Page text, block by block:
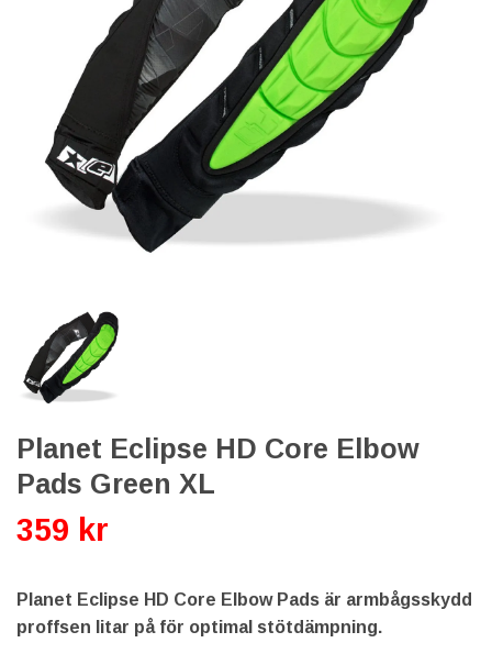
Planet Eclipse HD Core Elbow
Pads Green XL
359 kr
Planet Eclipse HD Core Elbow Pads är armbågsskydd
proffsen litar på för optimal stötdämpning.